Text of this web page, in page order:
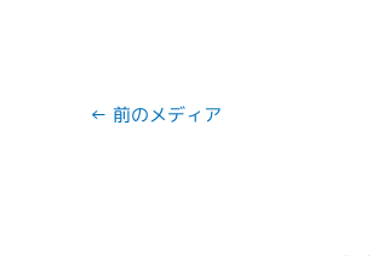
← 前のメディア